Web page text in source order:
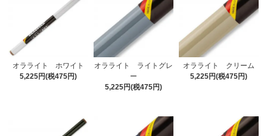
オラライト ホワイト
5,225円(税475円)
オラライト ライトグレ
ー
5,225円(税475円)
オラライト クリーム
5,225円(税475円)